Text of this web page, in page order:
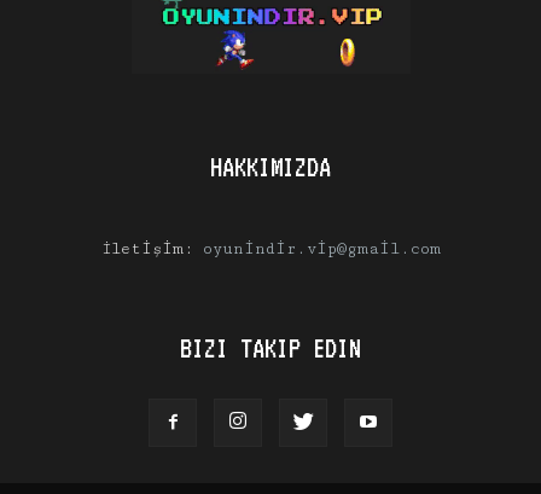
HAKKIMIZDA
İletişim: oyunindir.vip@gmail.com
BIZI TAKIP EDIN